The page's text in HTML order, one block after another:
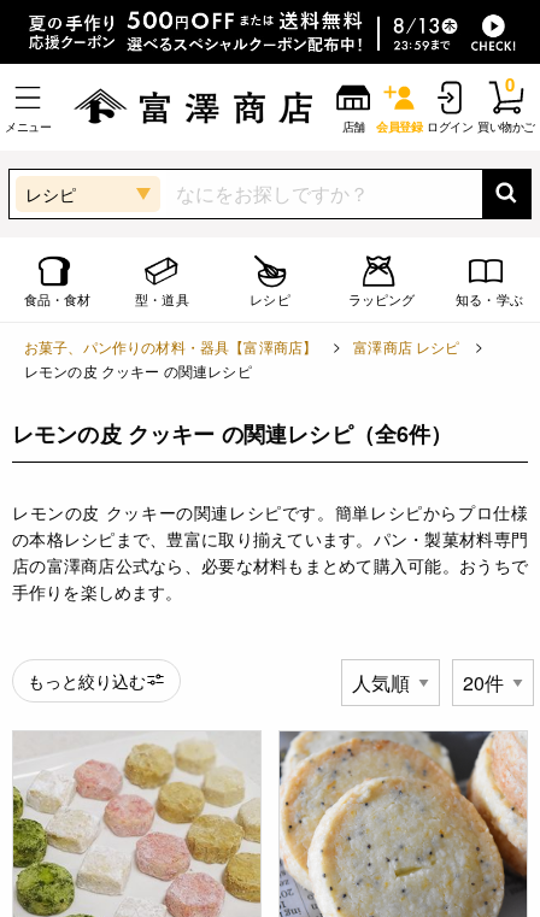
メニュー 店舗 会員登録 ログイン 買い物かご
0
レシピ
食品・食材 型・道具 レシピ ラッピング 知る・学ぶ
お菓子、パン作りの材料・器具【富澤商店】
富澤商店 レシピ
レモンの皮 クッキー の関連レシピ
レモンの皮 クッキー の関連レシピ（全6件）
レモンの皮 クッキーの関連レシピです。簡単レシピからプロ仕様
の本格レシピまで、豊富に取り揃えています。パン・製菓材料専門
店の富澤商店公式なら、必要な材料もまとめて購入可能。おうちで
手作りを楽しめます。
もっと絞り込む